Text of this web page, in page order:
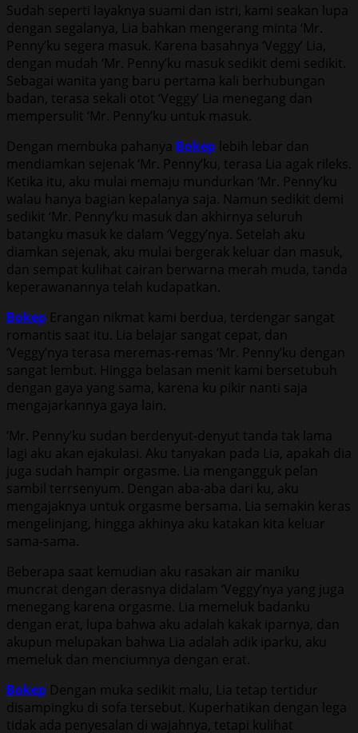
Sudah seperti layaknya suami dan istri, kami seakan lupa
dengan segalanya, Lia bahkan mengerang minta ‘Mr.
Penny’ku segera masuk. Karena basahnya ‘Veggy’ Lia,
dengan mudah ‘Mr. Penny’ku masuk sedikit demi sedikit.
Sebagai wanita yang baru pertama kali berhubungan
badan, terasa sekali otot ‘Veggy’ Lia menegang dan
mempersulit ‘Mr. Penny’ku untuk masuk.
Dengan membuka pahanya Bokep lebih lebar dan
mendiamkan sejenak ‘Mr. Penny’ku, terasa Lia agak rileks.
Ketika itu, aku mulai memaju mundurkan ‘Mr. Penny’ku
walau hanya bagian kepalanya saja. Namun sedikit demi
sedikit ‘Mr. Penny’ku masuk dan akhirnya seluruh
batangku masuk ke dalam ‘Veggy’nya. Setelah aku
diamkan sejenak, aku mulai bergerak keluar dan masuk,
dan sempat kulihat cairan berwarna merah muda, tanda
keperawanannya telah kudapatkan.
Bokep Erangan nikmat kami berdua, terdengar sangat
romantis saat itu. Lia belajar sangat cepat, dan
‘Veggy’nya terasa meremas-remas ‘Mr. Penny’ku dengan
sangat lembut. Hingga belasan menit kami bersetubuh
dengan gaya yang sama, karena ku pikir nanti saja
mengajarkannya gaya lain.
‘Mr. Penny’ku sudan berdenyut-denyut tanda tak lama
lagi aku akan ejakulasi. Aku tanyakan pada Lia, apakah dia
juga sudah hampir orgasme. Lia mengangguk pelan
sambil terrsenyum. Dengan aba-aba dari ku, aku
mengajaknya untuk orgasme bersama. Lia semakin keras
mengelinjang, hingga akhinya aku katakan kita keluar
sama-sama.
Beberapa saat kemudian aku rasakan air maniku
muncrat dengan derasnya didalam ‘Veggy’nya yang juga
menegang karena orgasme. Lia memeluk badanku
dengan erat, lupa bahwa aku adalah kakak iparnya, dan
akupun melupakan bahwa Lia adalah adik iparku, aku
memeluk dan menciumnya dengan erat.
Bokep Dengan muka sedikit malu, Lia tetap tertidur
disampingku di sofa tersebut. Kuperhatikan dengan lega
tidak ada penyesalan di wajahnya, tetapi kulihat